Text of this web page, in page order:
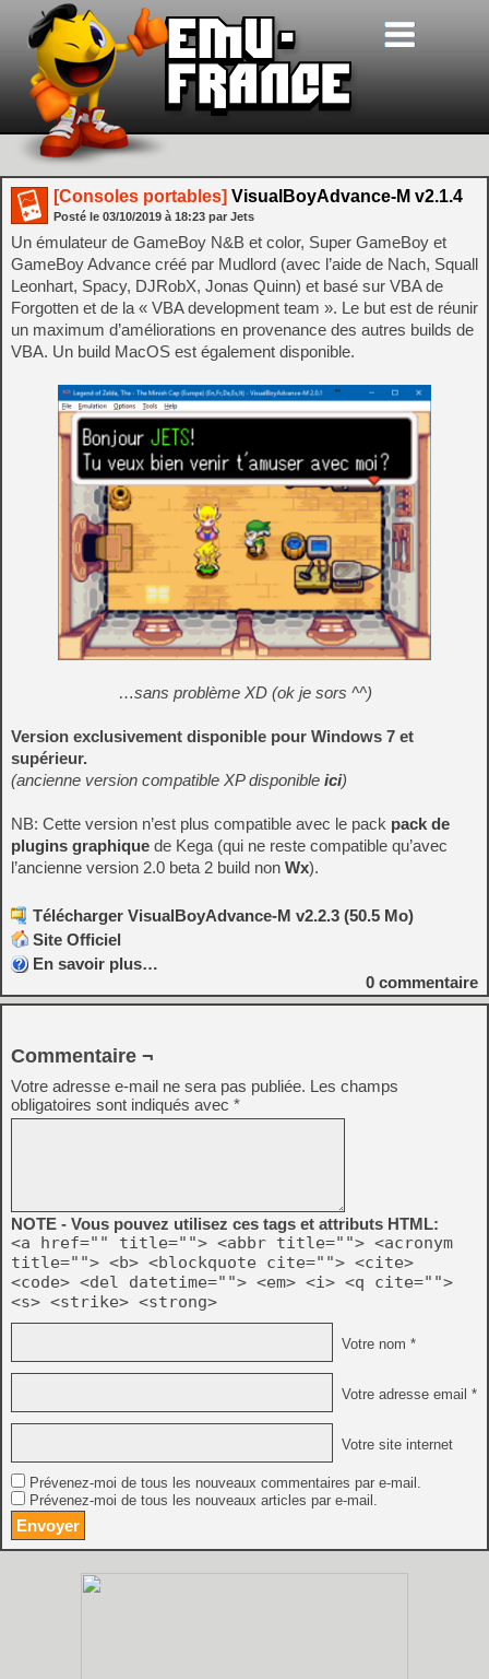
[Consoles portables] VisualBoyAdvance-M v2.1.4
Posté le 03/10/2019 à 18:23 par Jets
Un émulateur de GameBoy N&B et color, Super GameBoy et
GameBoy Advance créé par Mudlord (avec l’aide de Nach, Squall
Leonhart, Spacy, DJRobX, Jonas Quinn) et basé sur VBA de
Forgotten et de la « VBA development team ». Le but est de réunir
un maximum d’améliorations en provenance des autres builds de
VBA. Un build MacOS est également disponible.
…sans problème XD (ok je sors ^^)
Version exclusivement disponible pour Windows 7 et
supérieur.
(ancienne version compatible XP disponible ici)
NB: Cette version n’est plus compatible avec le pack pack de
plugins graphique de Kega (qui ne reste compatible qu’avec
l’ancienne version 2.0 beta 2 build non Wx).
Télécharger VisualBoyAdvance-M v2.2.3 (50.5 Mo)
Site Officiel
En savoir plus…
0 commentaire
Commentaire ¬
Votre adresse e-mail ne sera pas publiée. Les champs
obligatoires sont indiqués avec *
NOTE - Vous pouvez utilisez ces tags et attributs HTML:
<a href="" title=""> <abbr title=""> <acronym
title=""> <b> <blockquote cite=""> <cite>
<code> <del datetime=""> <em> <i> <q cite="">
<s> <strike> <strong>
Votre nom *
Votre adresse email *
Votre site internet
Prévenez-moi de tous les nouveaux commentaires par e-mail.
Prévenez-moi de tous les nouveaux articles par e-mail.